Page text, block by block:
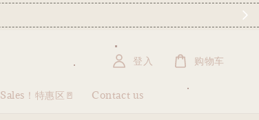
Sales！特惠区🚪 Contact us
登入 购物车